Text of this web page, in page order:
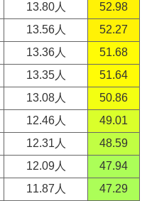
13.80人
52.98
13.56人
52.27
13.36人
51.68
13.35人
51.64
13.08人
50.86
12.46人
49.01
12.31人
48.59
12.09人
47.94
11.87人
47.29